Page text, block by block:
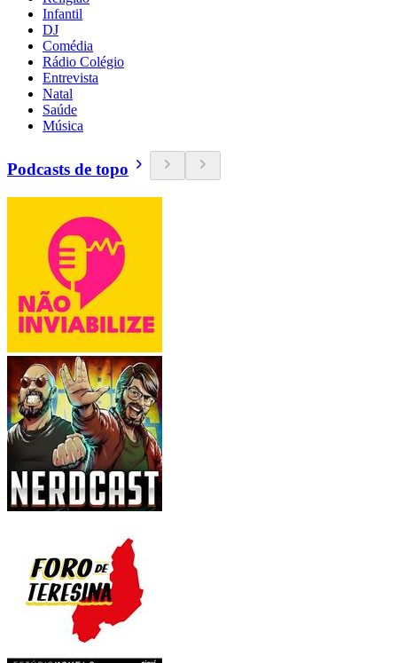
Infantil
DJ
Comédia
Rádio Colégio
Entrevista
Natal
Saúde
Música
Podcasts de topo